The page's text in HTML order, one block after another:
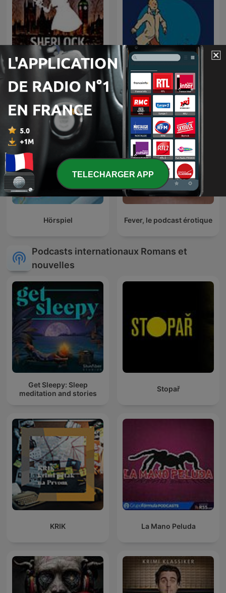
Sherlock Holmes
Les Aventures de Tintin
(60's)
Hörspiel Fever, le podcast érotique
Podcasts internationaux Romans et
nouvelles
Get Sleepy: Sleep
meditation and stories
Stopař
KRIK La Mano Peluda
TELECHARGER APP